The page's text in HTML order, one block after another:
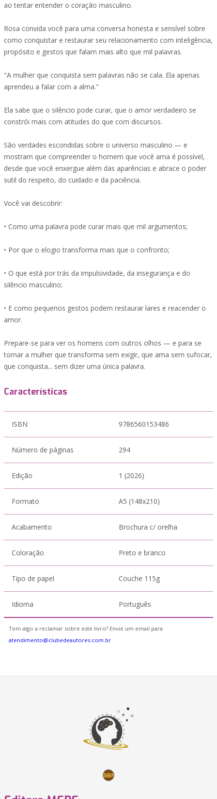
ao tentar entender o coração masculino.
Rosa convida você para uma conversa honesta e sensível sobre
como conquistar e restaurar seu relacionamento com inteligência,
propósito e gestos que falam mais alto que mil palavras.
"A mulher que conquista sem palavras não se cala. Ela apenas
aprendeu a falar com a alma."
Ela sabe que o silêncio pode curar, que o amor verdadeiro se
constrói mais com atitudes do que com discursos.
São verdades escondidas sobre o universo masculino — e
mostram que compreender o homem que você ama é possível,
desde que você enxergue além das aparências e abrace o poder
sutil do respeito, do cuidado e da paciência.
Você vai descobrir:
• Como uma palavra pode curar mais que mil argumentos;
• Por que o elogio transforma mais que o confronto;
• O que está por trás da impulsividade, da insegurança e do
silêncio masculino;
• E como pequenos gestos podem restaurar lares e reacender o
amor.
Prepare-se para ver os homens com outros olhos — e para se
tornar a mulher que transforma sem exigir, que ama sem sufocar,
que conquista... sem dizer uma única palavra.
Características
ISBN 9786560153486
Número de páginas 294
Edição 1 (2026)
Formato A5 (148x210)
Acabamento Brochura c/ orelha
Coloração Preto e branco
Tipo de papel Couche 115g
Idioma Português
Tem algo a reclamar sobre este livro? Envie um email para
atendimento@clubedeautores.com.br